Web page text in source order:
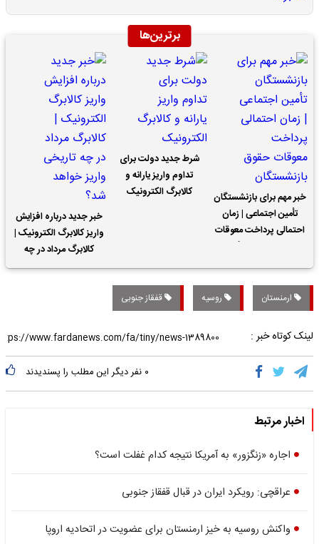
برترین‌ها
خبر مهم برای بازنشستگان
تأمین اجتماعی | زمان
احتمالی پرداخت معوقات
شرط جدید دولت برای
تداوم واریز یارانه و
کالابرگ الکترونیک
خبر جدید درباره افزایش
واریز کالابرگ الکترونیک |
کالابرگ مرداد در چه
تاریخی واریز خواهد شد؟
ارمنستان روسیه قفقاز جنوبی
لینک کوتاه خبر :
۰ نفر دیگر این مطلب را پسندیدند
اخبار مرتبط
اجاره «زنگزور» به آمریکا نتیجه کدام غفلت است؟
عراقچی: رویکرد ایران در قبال قفقاز جنوبی
واکنش روسیه به خیز ارمنستان برای عضویت در اتحادیه اروپا